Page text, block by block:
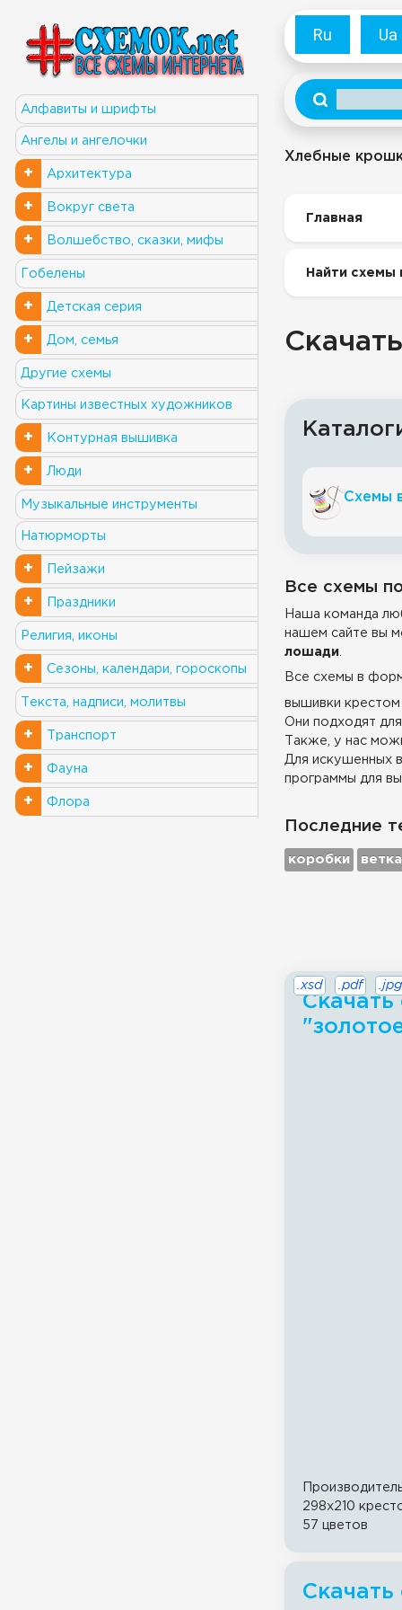
Алфавиты и шрифты
Ангелы и ангелочки
+ Архитектура
+ Вокруг света
+ Волшебство, сказки, мифы
Гобелены
+ Детская серия
+ Дом, семья
Другие схемы
Картины известных художников
+ Контурная вышивка
+ Люди
Музыкальные инструменты
Натюрморты
+ Пейзажи
+ Праздники
Религия, иконы
+ Сезоны, календари, гороскопы
Текста, надписи, молитвы
+ Транспорт
+ Фауна
+ Флора
Ru Ua
Хлебные
Главная
Найти
Схемы
Все схемы
Наша команда
нашем сайте вы
лошади
Все схемы в
вышивки крестом
Они подходят
Также, у нас
Для искушенных
программы для
Последние
коробки ветка
.xsd .pdf .jpg
298x210
57 цветов